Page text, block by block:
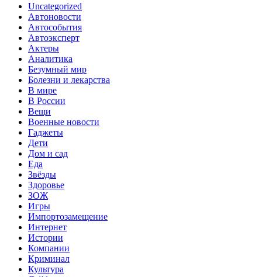
Uncategorized
Автоновости
Автособытия
Автоэксперт
Актеры
Аналитика
Безумный мир
Болезни и лекарства
В мире
В России
Вещи
Военные новости
Гаджеты
Дети
Дом и сад
Еда
Звёзды
Здоровье
ЗОЖ
Игры
Импортозамещение
Интернет
Истории
Компании
Криминал
Культура